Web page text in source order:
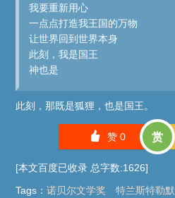
我要重新用心
一点点打造我王国的万物
让世界回到世界本身
此刻，我是国王
神也是
此刻，那既是狐狸，也是国王。
󰄼 赞 0 赏
[本文百度已收录 总字数:1626]
Tags ：诺贝尔文学奖 特兰斯特勒默